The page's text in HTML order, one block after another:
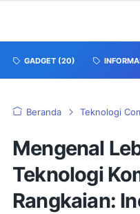
GADGET (20)
Beranda Teknologi
Mengenal
Teknologi
Rangkaian: